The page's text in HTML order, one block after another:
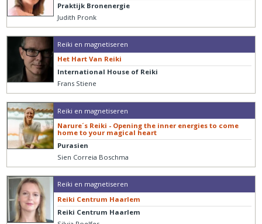
Praktijk Bronenergie
Judith Pronk
Reiki en magnetiseren
Het Hart Van Reiki
International House of Reiki
Frans Stiene
Reiki en magnetiseren
Narure´s Reiki - Opening the inner energies to come
home to your magical heart
Purasien
Sien Correia Boschma
Reiki en magnetiseren
Reiki Centrum Haarlem
Reiki Centrum Haarlem